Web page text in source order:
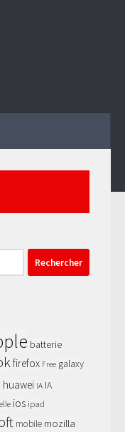
batterie
firefox Free galaxy
huawei IA IA
ios ipad
mobile mozilla